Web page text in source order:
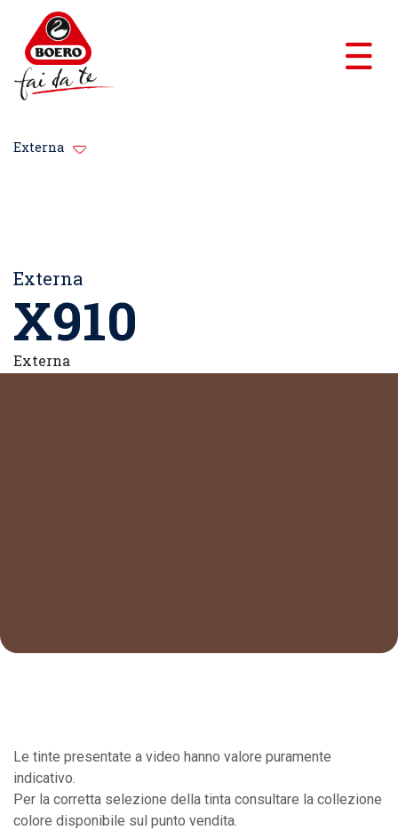
Externa
Externa
X910
Externa
Le tinte presentate a video hanno valore puramente
indicativo.
Per la corretta selezione della tinta consultare la collezione
colore disponibile sul punto vendita.